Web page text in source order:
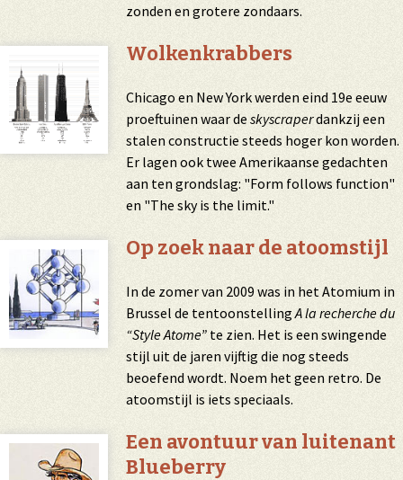
zonden en grotere zondaars.
Wolkenkrabbers
Chicago en New York werden eind 19e eeuw
proeftuinen waar de skyscraperdankzij een
stalen constructie steeds hoger kon worden.
Er lagen ook twee Amerikaanse gedachten
aan ten grondslag: "Form follows function"
en "The sky is the limit."
Op zoek naar de atoomstijl
In de zomer van 2009 was in het Atomium in
Brussel de tentoonstellingA la recherche du
“Style Atome” te zien. Het is een swingende
stijl uit de jaren vijftig die nog steeds
beoefend wordt. Noem het geen retro. De
atoomstijl is iets speciaals.
Een avontuur van luitenant
Blueberry